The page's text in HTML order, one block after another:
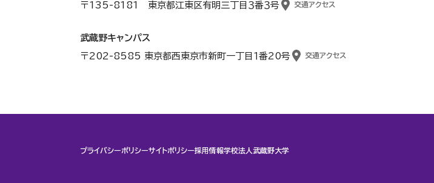
〒135-8181 東京都江東区有明三丁目３番３号
交通アクセス
武蔵野キャンパス
〒202-8585 東京都西東京市新町一丁目１番20号
交通アクセス
プライバシーポリシーサイトポリシー採用情報学校法人武蔵野大学